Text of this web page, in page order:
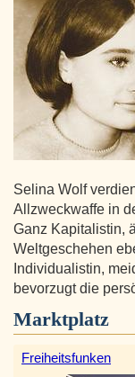
Selina Wolf
Allzweckwaffe in
Ganz Kapitalistin,
Weltgeschehen
Individualistin,
bevorzugt die
Marktplatz
Freiheitsfunken